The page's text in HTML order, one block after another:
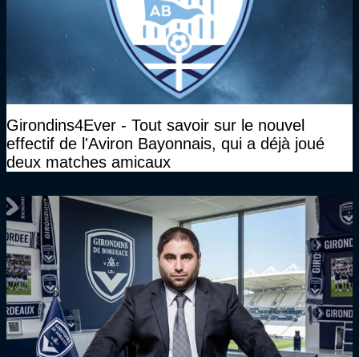
Girondins4Ever - Tout savoir sur le nouvel
effectif de l'Aviron Bayonnais, qui a déjà joué
deux matches amicaux